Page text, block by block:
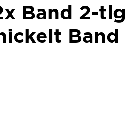
Band 2-tlg
Band